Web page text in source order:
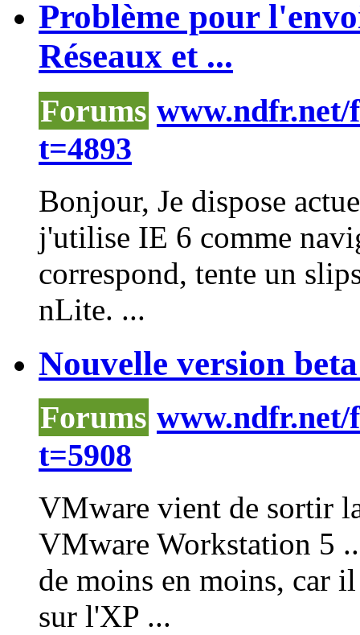
Problème pour
Réseaux et ...
Forums www.ndfr.net/
t=4893
Bonjour, Je dispose
j'utilise IE 6 comme
correspond, tente un
nLite. ...
Nouvelle version
Forums www.ndfr.net/
t=5908
VMware vient de sortir
VMware Workstation 5
de moins en moins, car
sur l'XP ...